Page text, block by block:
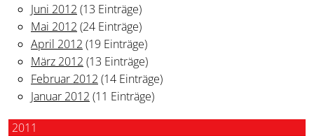
Juni 2012 (13 Einträge)
Mai 2012 (24 Einträge)
April 2012 (19 Einträge)
März 2012 (13 Einträge)
Februar 2012 (14 Einträge)
Januar 2012 (11 Einträge)
2011